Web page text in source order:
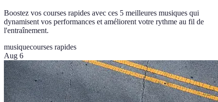
Boostez vos courses rapides avec ces 5 meilleures musiques qui
dynamisent vos performances et améliorent votre rythme au fil de
l'entraînement.
musiquecourses rapides
Aug 6